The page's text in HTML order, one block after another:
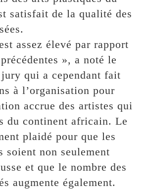
satisfait de la qualité des
assez élevé par rapport
», a noté le
qui a cependant fait
à l’organisation pour
accrue des artistes qui
du continent africain. Le
plaidé pour que les
soient non seulement
et que le nombre des
augmente également.